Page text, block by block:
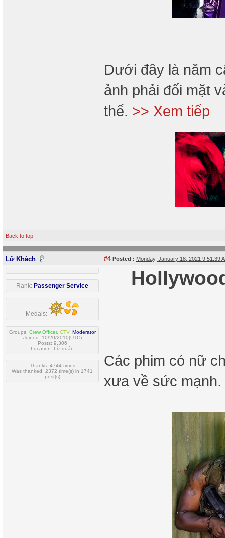
Dưới đây là năm
ảnh phải đối mặt
thế. >> Xem tiếp
Back to top
Lữ Khách #4Posted : Monday, January 18, 2021 9:51:39
Rank: Passenger Service
Medals:
Groups: Crew Officer, CTV, Moderator
Joined: 10/20/2010(UTC)
Posts: 9,306
Location: Lữ quán
Thanks: 4744 times
Was thanked: 2372 time(s) in 1741
post(s)
Các phim có nữ
xưa về sức mạnh.